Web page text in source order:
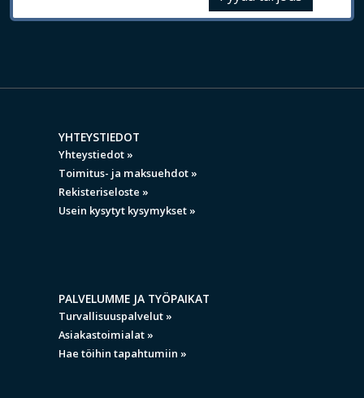
YHTEYSTIEDOT
Yhteystiedot »
Toimitus- ja maksuehdot »
Rekisteriseloste »
Usein kysytyt kysymykset »
PALVELUMME JA TYÖPAIKAT
Turvallisuuspalvelut »
Asiakastoimialat »
Hae töihin tapahtumiin »